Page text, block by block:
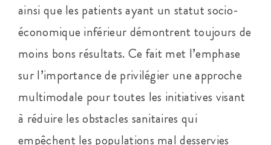
ainsi que les patients ayant un statut socio-
économique inférieur démontrent toujours de
moins bons résultats. Ce fait met l’emphase
sur l’importance de privilégier une approche
multimodale pour toutes les initiatives visant
à réduire les obstacles sanitaires qui
empêchent les populations mal desservies